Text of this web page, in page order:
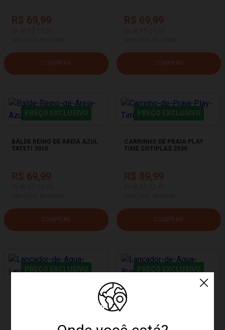
R$ 69,99
COMPRAR
R$ 69,99
COMPRAR
PREÇO EXCLUSIVO
BALDE REINO DE AREIA AZUL
TATETI 3010
R$ 69,99
COMPRAR
PREÇO EXCLUSIVO
CARRINHO DE PRAIA PLAY
TIME COTIPLAS 2530
R$ 89,99
COMPRAR
PREÇO EXCLUSIVO PREÇO EXCLUSIVO
LANÇADOR DE ÁGUA
BRANCO BBR T018